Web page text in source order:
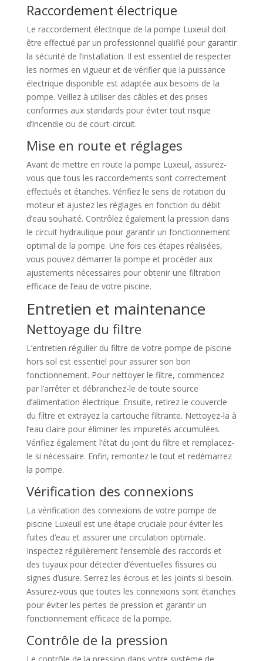
Raccordement électrique
Le raccordement électrique de la pompe Luxeuil doit
être effectué par un professionnel qualifié pour garantir
la sécurité de l’installation. Il est essentiel de respecter
les normes en vigueur et de vérifier que la puissance
électrique disponible est adaptée aux besoins de la
pompe. Veillez à utiliser des câbles et des prises
conformes aux standards pour éviter tout risque
d’incendie ou de court-circuit.
Mise en route et réglages
Avant de mettre en route la pompe Luxeuil, assurez-
vous que tous les raccordements sont correctement
effectués et étanches. Vérifiez le sens de rotation du
moteur et ajustez les réglages en fonction du débit
d’eau souhaité. Contrôlez également la pression dans
le circuit hydraulique pour garantir un fonctionnement
optimal de la pompe. Une fois ces étapes réalisées,
vous pouvez démarrer la pompe et procéder aux
ajustements nécessaires pour obtenir une filtration
efficace de l’eau de votre piscine.
Entretien et maintenance
Nettoyage du filtre
L’entretien régulier du filtre de votre pompe de piscine
hors sol est essentiel pour assurer son bon
fonctionnement. Pour nettoyer le filtre, commencez
par l’arrêter et débranchez-le de toute source
d’alimentation électrique. Ensuite, retirez le couvercle
du filtre et extrayez la cartouche filtrante. Nettoyez-la à
l’eau claire pour éliminer les impuretés accumulées.
Vérifiez également l’état du joint du filtre et remplacez-
le si nécessaire. Enfin, remontez le tout et redémarrez
la pompe.
Vérification des connexions
La vérification des connexions de votre pompe de
piscine Luxeuil est une étape cruciale pour éviter les
fuites d’eau et assurer une circulation optimale.
Inspectez régulièrement l’ensemble des raccords et
des tuyaux pour détecter d’éventuelles fissures ou
signes d’usure. Serrez les écrous et les joints si besoin.
Assurez-vous que toutes les connexions sont étanches
pour éviter les pertes de pression et garantir un
fonctionnement efficace de la pompe.
Contrôle de la pression